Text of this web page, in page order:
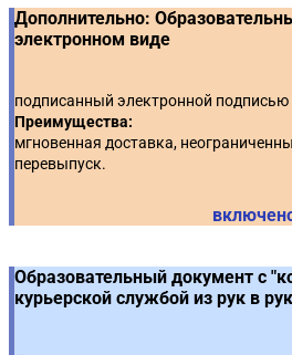
10
🔥 Практические задания с
Тренажера ЕИС*: Электронное
Дополнительно:
электронном виде
подписанный электронной подписью
Преимущества:
мгновенная доставка,
перевыпуск.
Образовательный документ с
курьерской службой из рук в